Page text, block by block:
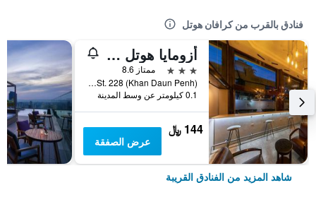
فنادق بالقرب من كرافان هوتل
أزومايا هوتل فنوم بين
3 نجوم
ممتاز 8.6
No. 302 St. 228 (Khan Daun Penh), فنوم بينه, كمبوديا
0.1 كيلومتر عن وسط المدينة
144 ﷼
عرض الصفقة
شاهد المزيد من الفنادق القريبة